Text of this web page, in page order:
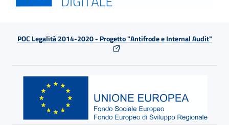
POC Legalità 2014-2020 - Progetto "Antifrode e Internal Audit"